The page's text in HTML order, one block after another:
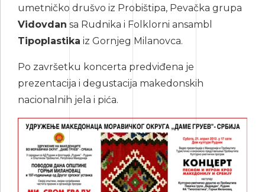
umetničko drušvo iz Probištipa, Pevačka grupa
Vidovdan sa Rudnika i Folklorni ansambl
Tipoplastika iz Gornjeg Milanovca.
Po završetku koncerta predviđena je
prezentacija i degustacija makedonskih
nacionalnih jela i pića.